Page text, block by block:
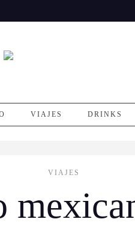
VIAJES DRINKS
VIAJES